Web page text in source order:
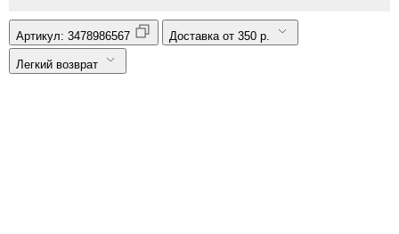
Артикул: 3478986567 Доставка от 350 р.
Легкий возврат